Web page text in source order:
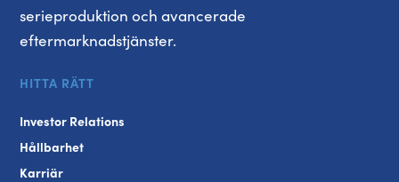
serieproduktion och avancerade
eftermarknadstjänster.
HITTA RÄTT
Investor Relations
Hållbarhet
Karriär